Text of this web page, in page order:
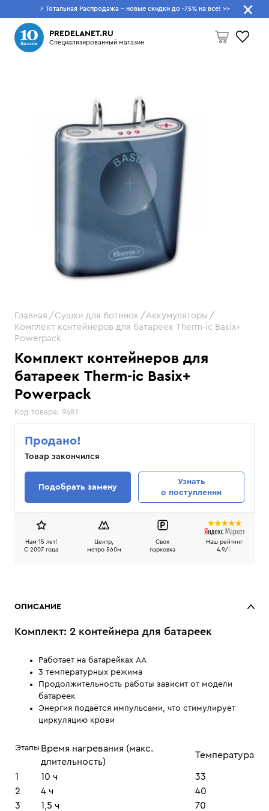
⚡ Тотальная Распродажа - новые скидки до -75% на все! >>
PREDELANET.RU
Специализированный магазин
Что будем искать?
Комплект контейнеров для
батареек Therm-ic Basix+
Powerpack
Код товара: 9681
Главная Сушки для ботинок
Аккумуляторы
Комплект контейнеров для батареек Therm-ic Basix+
Powerpack
Продано!
Товар закончился
Подобрать замену
Узнать
о поступлении
Нам 15 лет!
C 2007 года
Центр,
метро 560м
Своя
парковка
Наш рейтинг
4.9/5
ОПИСАНИЕ
Комплект: 2 контейнера для батареек
Работает на батарейках АА
3 температурных режима
Продолжительность работы зависит от модели
батареек
Энергия подаётся импульсами, что стимулирует
циркуляцию крови
Этапы Время нагревания (макс.
длительность)
Температура
1 10 ч
33
2
4 ч
40
3
1,5 ч 70